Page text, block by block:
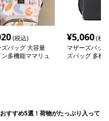
(税込)
ズバッグ 大容量
多機能ママリュ
¥5,060(税
マザーズバッ
ズバッグ 多機
すすめ5選！荷物がたっぷり入って